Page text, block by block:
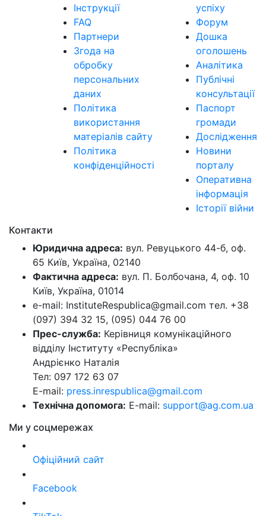
Інструкції
FAQ
Партнери
Згода на
обробку
персональних
даних
Політика
використання
матеріалів сайту
Політика
конфіденційності
успіху
Форум
Дошка
оголошень
Аналітика
Публічні
консультації
Паспорт
громади
Дослідження
Новини
порталу
Оперативна
інформація
Історії війни
Контакти
Юридична адреса: вул. Ревуцького 44-б, оф.
65 Київ, Україна, 02140
Фактична адреса: вул. П. Болбочана, 4, оф. 10
Київ, Україна, 01014
e-mail: InstituteRespublica@gmail.com тел. +38
(097) 394 32 15, (095) 044 76 00
Прес-служба: Керівниця комунікаційного
відділу Інституту «Республіка»
Андрієнко Наталія
Тел: 097 172 63 07
E-mail: press.inrespublica@gmail.com
Технічна допомога: E-mail: support@ag.com.ua
Ми у соцмережах
Офіційний сайт
Facebook